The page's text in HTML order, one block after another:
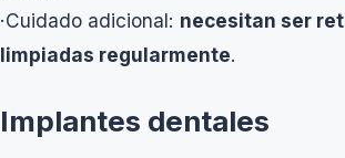
·Cuidado adicional: necesitan ser
limpiadas regularmente.
Implantes dentales